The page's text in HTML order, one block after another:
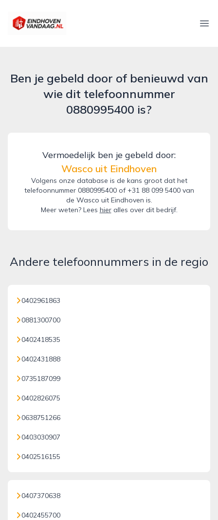
eindhovenvandaag.nl
Ben je gebeld door of benieuwd van
wie dit telefoonnummer
0880995400 is?
Vermoedelijk ben je gebeld door:
Wasco uit Eindhoven
Volgens onze database is de kans groot dat het
telefoonnummer 0880995400 of +31 88 099 5400 van
de Wasco uit Eindhoven is.
Meer weten? Lees hieralles over dit bedrijf.
Andere telefoonnummers in de regio
0402961863
0881300700
0402418535
0402431888
0735187099
0402826075
0638751266
0403030907
0402516155
0407370638
0402455700